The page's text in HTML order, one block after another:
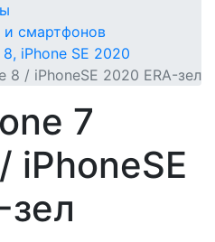
и смартфонов
iPhone SE 2020
8 / iPhoneSE 2020 ERA-зел
7
iPhoneSE
зел